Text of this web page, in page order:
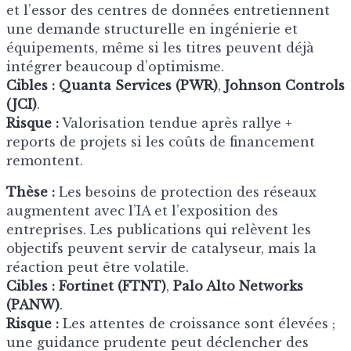
et l’essor des centres de données entretiennent
une demande structurelle en ingénierie et
équipements, même si les titres peuvent déjà
intégrer beaucoup d’optimisme.
Cibles : Quanta Services (PWR), Johnson Controls
(JCI).
Risque : Valorisation tendue après rallye +
reports de projets si les coûts de financement
remontent.
Thèse : Les besoins de protection des réseaux
augmentent avec l’IA et l’exposition des
entreprises. Les publications qui relèvent les
objectifs peuvent servir de catalyseur, mais la
réaction peut être volatile.
Cibles : Fortinet (FTNT), Palo Alto Networks
(PANW).
Risque : Les attentes de croissance sont élevées ;
une guidance prudente peut déclencher des